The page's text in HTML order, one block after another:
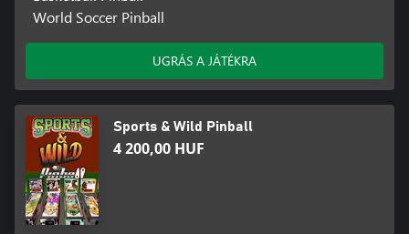
World Soccer Pinball
UGRÁS A JÁTÉKRA
Sports & Wild Pinball
4 200,00 HUF